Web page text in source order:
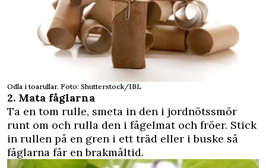
Odla i toarullar. Foto: Shutterstock/IBL
2. Mata fåglarna
Ta en tom rulle, smeta in den i jordnötssmör
runt om och rulla den i fågelmat och fröer. Stick
in rullen på en gren i ett träd eller i buske så
fåglarna får en brakmåltid.